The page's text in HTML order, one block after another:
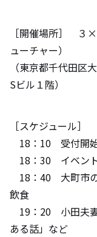
［開催場所］ ３
ューチャー）
（東京都千代田区
Sビル１階）
［スケジュール］
18：10 受付開
18：30 イベン
18：40 大町市の
飲食
19：20 小田夫
ある話」など